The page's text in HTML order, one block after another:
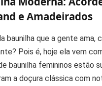
e Amadeirados
baunilha que a gente ama,
Pois é, hoje ela vem
baunilha femininos estão
a doçura clássica com